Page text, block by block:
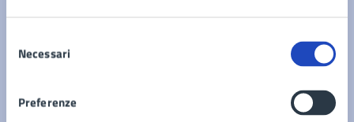
delNecessari
Preferenze